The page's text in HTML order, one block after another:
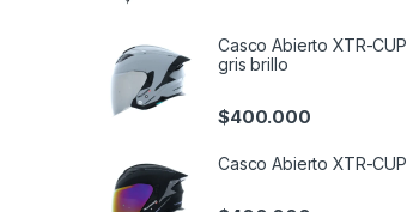
Casco Abierto XTR-CUP
gris brillo
$400.000
Casco Abierto XTR-CUP